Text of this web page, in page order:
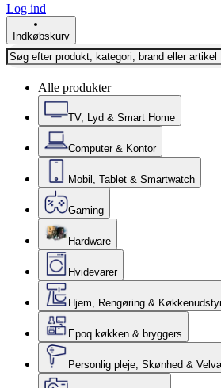
Log ind
Indkøbskurv
Alle produkter
TV, Lyd & Smart Home
Computer & Kontor
Mobil, Tablet & Smartwatch
Gaming
Hardware
Hvidevarer
Hjem, Rengøring &
Epoq køkken & bryggers
Personlig pleje, Skønhed &